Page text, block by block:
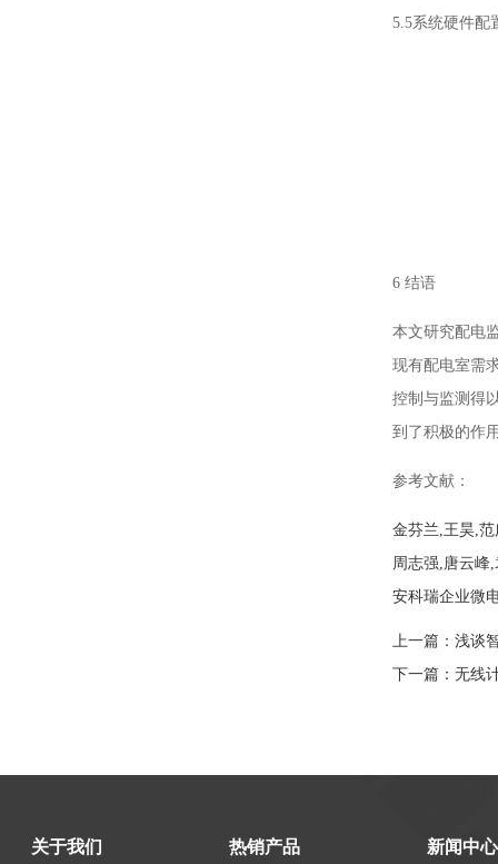
5.5系统硬件配
6 结语
本文研究配电
现有配电室需
控制与监测得
到了积极的作
参考文献：
金芬兰,王昊,范
周志强,唐云峰
安科瑞企业微
上一篇： 浅谈
下一篇： 无线
关于我们 热销产品 新闻中心